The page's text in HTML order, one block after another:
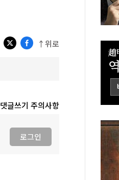
↑위로
댓글쓰기 주의사항
로그인